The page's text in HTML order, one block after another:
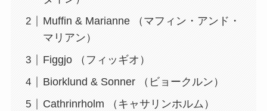
Muffin & Marianne （マフィン・アンド・
マリアン）
Figgjo （フィッギオ）
Biorklund & Sonner （ビョークルン）
Cathrinrholm （キャサリンホルム）